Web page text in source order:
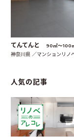
てんてんと 90㎡〜100
神奈川県 ／マンションリノ
人気の記事